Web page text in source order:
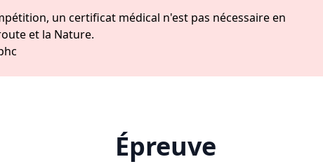
un certificat médical n'est pas nécessaire en
et la Nature.
Épreuve